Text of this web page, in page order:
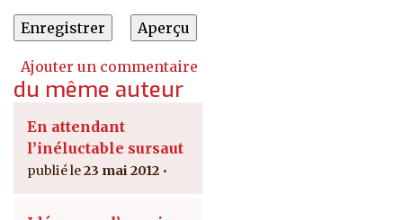
Ajouter un commentaire
du même auteur
En attendant
l’inéluctable sursaut
23 mai 2012